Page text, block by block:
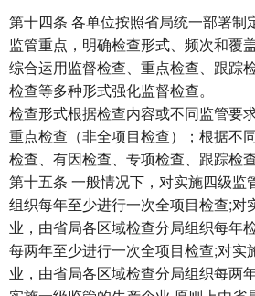
第十四条 各单位按照省局统一部署制
监管重点，明确检查形式、频次和覆
综合运用监督检查、重点检查、跟踪
检查等多种形式强化监督检查。
检查形式根据检查内容或不同监管要
重点检查（非全项目检查）；根据不
检查、有因检查、专项检查、跟踪检查
第十五条 一般情况下，对实施四级监
组织每年至少进行一次全项目检查;对
业，由省局各区域检查分局组织每年
每两年至少进行一次全项目检查;对实
业，由省局各区域检查分局组织每两